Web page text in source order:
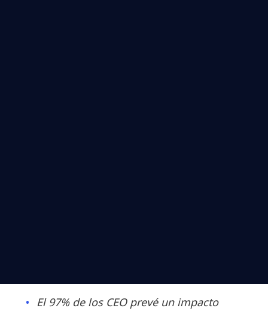
El 97% de los CEO prevé un impacto